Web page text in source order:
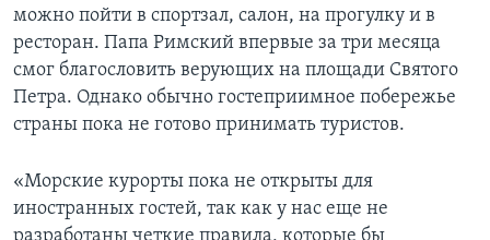
можно пойти в спортзал, салон, на прогулку и в
ресторан. Папа Римский впервые за три месяца
смог благословить верующих на площади Святого
Петра. Однако обычно гостеприимное побережье
страны пока не готово принимать туристов.
«Морские курорты пока не открыты для
иностранных гостей, так как у нас еще не